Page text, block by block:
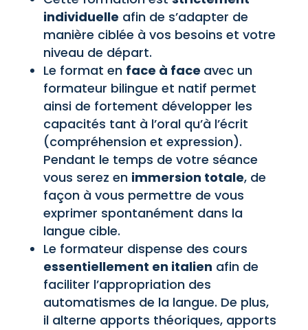
individuelle afin de s’adapter de
manière ciblée à vos besoins et votre
niveau de départ.
Le format en face à face avec un
formateur bilingue et natif permet
ainsi de fortement développer les
capacités tant à l’oral qu’à l’écrit
(compréhension et expression).
Pendant le temps de votre séance
vous serez en immersion totale, de
façon à vous permettre de vous
exprimer spontanément dans la
langue cible.
Le formateur dispense des cours
essentiellement en italien afin de
faciliter l’appropriation des
automatismes de la langue. De plus,
il alterne apports théoriques, apports